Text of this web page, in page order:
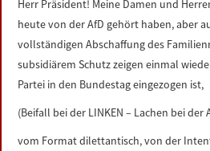
Herr Präsident! Meine Damen und
heute von der AfD gehört haben, aber
vollständigen Abschaffung des
subsidiärem Schutz zeigen einmal
Partei in den Bundestag eingezogen ist,
(Beifall bei der LINKEN – Lachen bei der
vom Format dilettantisch, von der